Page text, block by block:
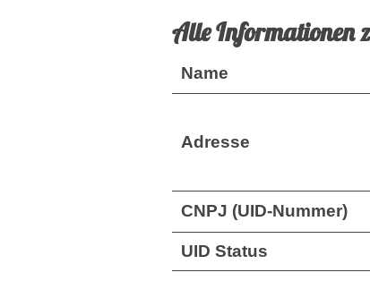
Alle Informationen
Name
Adresse
CNPJ (UID-Nummer)
UID Status